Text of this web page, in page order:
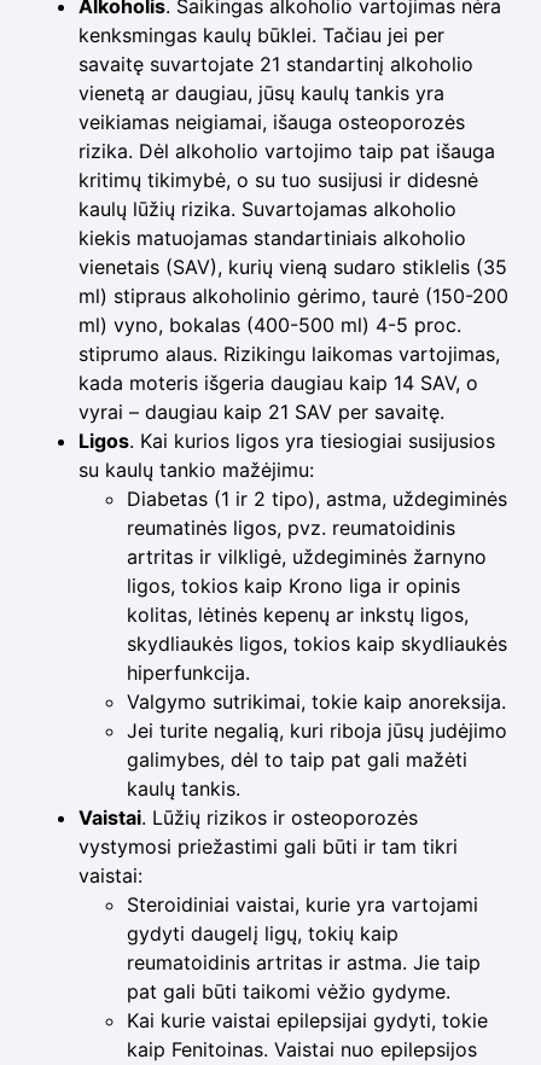
Alkoholis. Saikingas alkoholio vartojimas nėra
kenksmingas kaulų būklei. Tačiau jei per
savaitę suvartojate 21 standartinį alkoholio
vienetą ar daugiau, jūsų kaulų tankis yra
veikiamas neigiamai, išauga osteoporozės
rizika. Dėl alkoholio vartojimo taip pat išauga
kritimų tikimybė, o su tuo susijusi ir didesnė
kaulų lūžių rizika. Suvartojamas alkoholio
kiekis matuojamas standartiniais alkoholio
vienetais (SAV), kurių vieną sudaro stiklelis (35
ml) stipraus alkoholinio gėrimo, taurė (150-200
ml) vyno, bokalas (400-500 ml) 4-5 proc.
stiprumo alaus. Rizikingu laikomas vartojimas,
kada moteris išgeria daugiau kaip 14 SAV, o
vyrai – daugiau kaip 21 SAV per savaitę.
Ligos. Kai kurios ligos yra tiesiogiai susijusios
su kaulų tankio mažėjimu:
Diabetas (1 ir 2 tipo), astma, uždegiminės
reumatinės ligos, pvz. reumatoidinis
artritas ir vilkligė, uždegiminės žarnyno
ligos, tokios kaip Krono liga ir opinis
kolitas, lėtinės kepenų ar inkstų ligos,
skydliaukės ligos, tokios kaip skydliaukės
hiperfunkcija.
Valgymo sutrikimai, tokie kaip anoreksija.
Jei turite negalią, kuri riboja jūsų judėjimo
galimybes, dėl to taip pat gali mažėti
kaulų tankis.
Vaistai. Lūžių rizikos ir osteoporozės
vystymosi priežastimi gali būti ir tam tikri
vaistai:
Steroidiniai vaistai, kurie yra vartojami
gydyti daugelį ligų, tokių kaip
reumatoidinis artritas ir astma. Jie taip
pat gali būti taikomi vėžio gydyme.
Kai kurie vaistai epilepsijai gydyti, tokie
kaip Fenitoinas. Vaistai nuo epilepsijos